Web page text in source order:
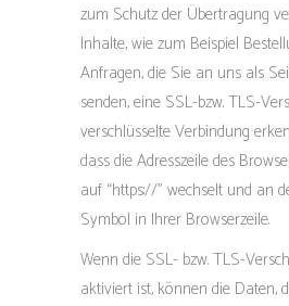
zum Schutz der Übertragung
Inhalte, wie zum Beispiel
Anfragen, die Sie an uns als
senden, eine SSL-bzw. TLS-
verschlüsselte Verbindung
dass die Adresszeile des
auf “https://” wechselt und an
Symbol in Ihrer Browserzeile.
Wenn die SSL- bzw. TLS-
aktiviert ist, können die Daten,